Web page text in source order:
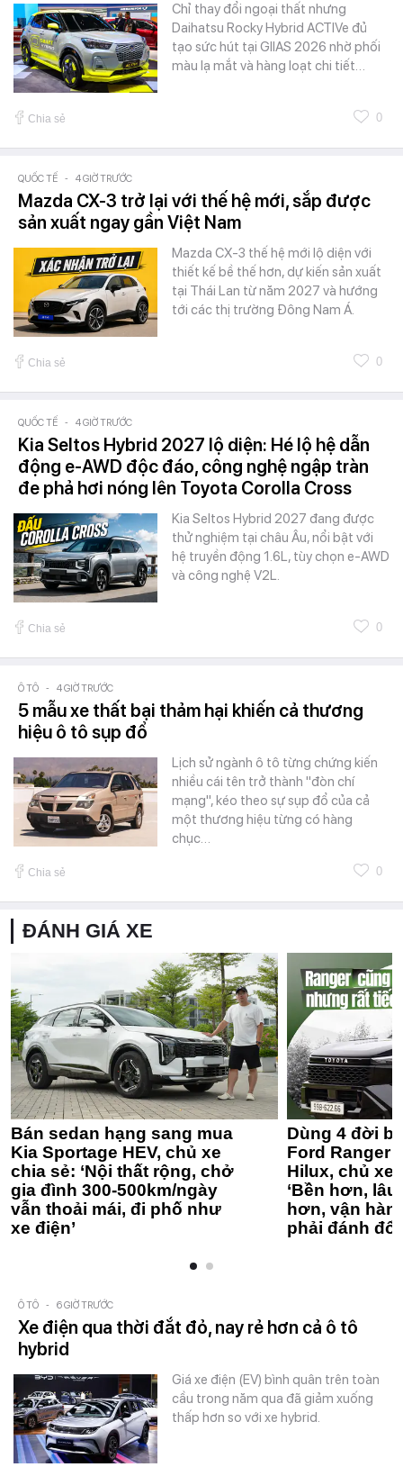
Chỉ thay đổi ngoại thất nhưng
Daihatsu Rocky Hybrid ACTIVe đủ
tạo sức hút tại GIIAS 2026 nhờ phối
màu lạ mắt và hàng loạt chi tiết…
Chia sẻ 0
QUỐC TẾ - 4 GIỜ TRƯỚC
Mazda CX-3 trở lại với thế hệ mới, sắp được
sản xuất ngay gần Việt Nam
Mazda CX-3 thế hệ mới lộ diện với
thiết kế bề thế hơn, dự kiến sản xuất
tại Thái Lan từ năm 2027 và hướng
tới các thị trường Đông Nam Á.
Chia sẻ 0
QUỐC TẾ - 4 GIỜ TRƯỚC
Kia Seltos Hybrid 2027 lộ diện: Hé lộ hệ dẫn
động e-AWD độc đáo, công nghệ ngập tràn
đe phả hơi nóng lên Toyota Corolla Cross
Kia Seltos Hybrid 2027 đang được
thử nghiệm tại châu Âu, nổi bật với
hệ truyền động 1.6L, tùy chọn e-AWD
và công nghệ V2L.
Chia sẻ 0
Ô TÔ - 4 GIỜ TRƯỚC
5 mẫu xe thất bại thảm hại khiến cả thương
hiệu ô tô sụp đổ
Lịch sử ngành ô tô từng chứng kiến
nhiều cái tên trở thành "đòn chí
mạng", kéo theo sự sụp đổ của cả
một thương hiệu từng có hàng
chục…
Chia sẻ 0
ĐÁNH GIÁ XE
Bán sedan hạng sang mua
Kia Sportage HEV, chủ xe
chia sẻ: ‘Nội thất rộng, chở
gia đình 300-500km/ngày
vẫn thoải mái, đi phố như
xe điện’
Dùng 4 đời
Ford Ranger
Hilux, chủ xe
‘Bền hơn,
hơn, vận
phải đánh
Ô TÔ - 6 GIỜ TRƯỚC
Xe điện qua thời đắt đỏ, nay rẻ hơn cả ô tô
hybrid
Giá xe điện (EV) bình quân trên toàn
cầu trong năm qua đã giảm xuống
thấp hơn so với xe hybrid.